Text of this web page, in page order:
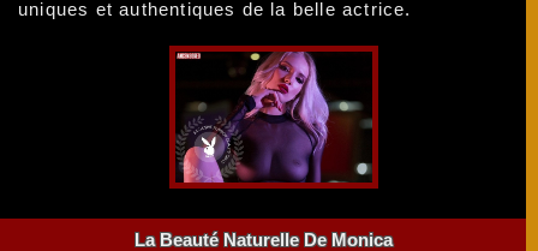
uniques et authentiques de la belle actrice.
La Beauté Naturelle De Monica